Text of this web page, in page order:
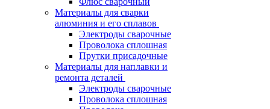
Материалы для сварки
алюминия и его сплавов
Электроды сварочные
Проволока сплошная
Прутки присадочные
Материалы для наплавки и
ремонта деталей
Электроды сварочные
Проволока сплошная